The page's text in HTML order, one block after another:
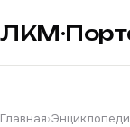
Главная›